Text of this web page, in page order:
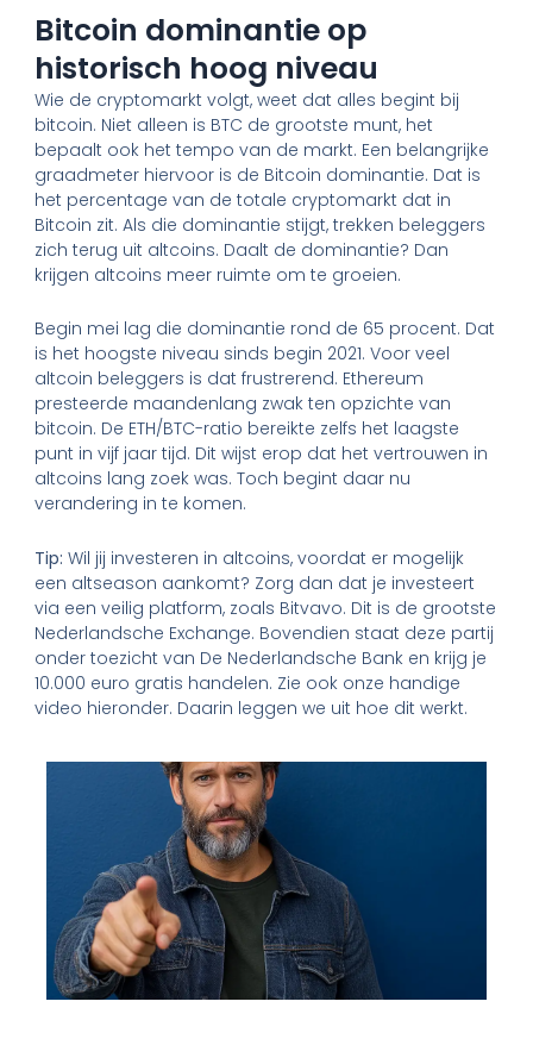
Bitcoin dominantie op
historisch hoog niveau
Wie de cryptomarkt volgt, weet dat alles begint bij
bitcoin. Niet alleen is BTC de grootste munt, het
bepaalt ook het tempo van de markt. Een belangrijke
graadmeter hiervoor is de Bitcoin dominantie. Dat is
het percentage van de totale cryptomarkt dat in
Bitcoin zit. Als die dominantie stijgt, trekken beleggers
zich terug uit altcoins. Daalt de dominantie? Dan
krijgen altcoins meer ruimte om te groeien.
Begin mei lag die dominantie rond de 65 procent. Dat
is het hoogste niveau sinds begin 2021. Voor veel
altcoin beleggers is dat frustrerend. Ethereum
presteerde maandenlang zwak ten opzichte van
bitcoin. De ETH/BTC-ratio bereikte zelfs het laagste
punt in vijf jaar tijd. Dit wijst erop dat het vertrouwen in
altcoins lang zoek was. Toch begint daar nu
verandering in te komen.
Tip: Wil jij investeren in altcoins, voordat er mogelijk
een altseason aankomt? Zorg dan dat je investeert
via een veilig platform, zoals Bitvavo. Dit is de grootste
Nederlandsche Exchange. Bovendien staat deze partij
onder toezicht van De Nederlandsche Bank en krijg je
10.000 euro gratis handelen. Zie ook onze handige
video hieronder. Daarin leggen we uit hoe dit werkt.